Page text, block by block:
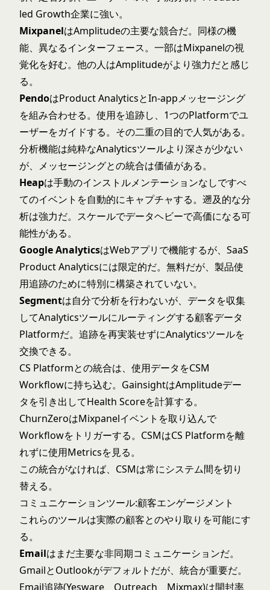
led Growth企業に強い。
MixpanelはAmplitudeの主要な競合だ。同様の機
能、異なるインターフェース。一部はMixpanelの視
覚化を好む。他の人はAmplitudeがより強力だと感じ
る。
PendoはProduct AnalyticsとIn-appメッセージング
を組み合わせる。使用を追跡し、1つのPlatformでユ
ーザーをガイドする。その二重の目的で人気がある。
分析機能は純粋なAnalyticsツールより深さが少ない
が、メッセージングとの統合は価値がある。
Heapは手動のインストルメンテーションなしですべ
てのイベントを自動的にキャプチャする。遡及的な分
析は強力だ。スケールでデータヘビーで高価になる可
能性がある。
Google AnalyticsはWebアプリで機能するが、SaaS
Product Analyticsには限定的だ。無料だが、製品使
用追跡のために特別に構築されていない。
Segmentは自分で分析を行わないが、データを収集
してAnalyticsツールにルーティングする顧客データ
Platformだ。追跡を再実装せずにAnalyticsツールを
交換できる。
CS Platformとの統合は、使用データをCSM
Workflowに持ち込む。GainsightはAmplitudeデー
タを引き出してHealth Scoreを計算する。
ChurnZeroはMixpanelイベントを取り込んで
Workflowをトリガーする。CSMはCS Platformを離
れずに使用Metricsを見る。
この統合がなければ、CSMは常にシステム間を切り
替える。
コミュニケーションツール:顧客エンゲージメント
これらのツールは実際の顧客とのやり取りを可能にす
る。
Emailはまだ主要な非同期コミュニケーションだ。
GmailとOutlookがデフォルトだが、統合が重要だ。
Email追跡(Yesware、Outreach、Mixmax)は開封率